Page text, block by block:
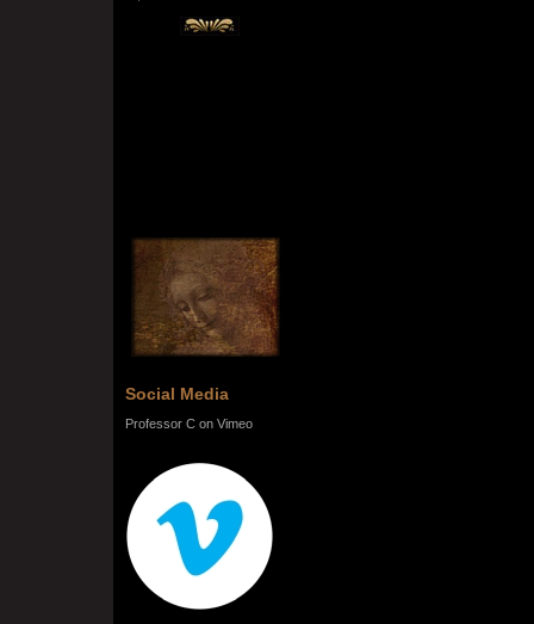
Social Media
Professor C on Vimeo